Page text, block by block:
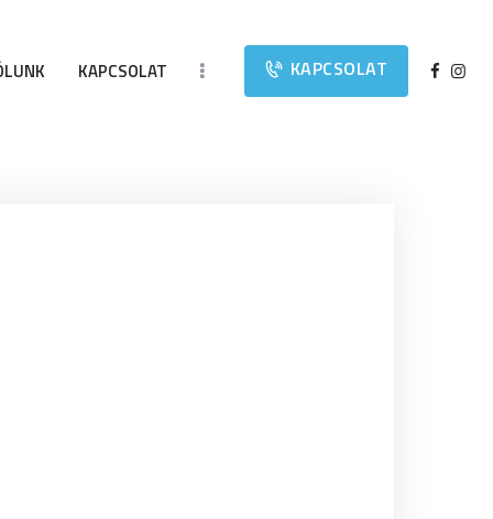
KAPCSOLAT KAPCSOLAT